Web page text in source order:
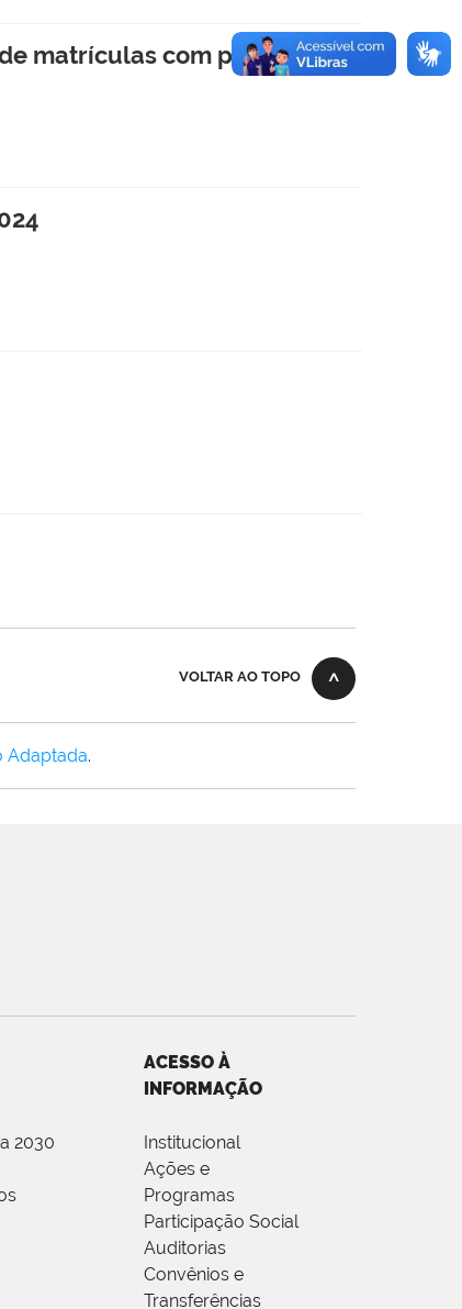
matrículas com pendências
VOLTAR AO TOPO
Adaptada.
2030
ACESSO À
INFORMAÇÃO
Institucional
Ações e
Programas
Participação Social
Auditorias
Convênios e
Transferências